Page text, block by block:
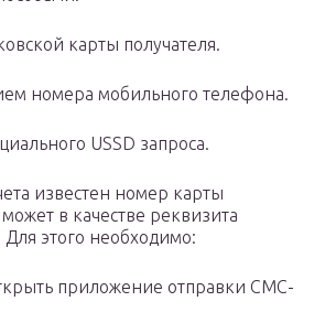
карты получателя.
номера мобильного телефона.
USSD запроса.
известен номер карты
в качестве реквизита
Для этого необходимо:
приложение отправки СМС-